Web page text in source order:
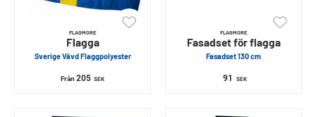
FLAGMORE
Flagga
Sverige Vävd Flaggpolyester
Från 205 SEK
FLAGMORE
Fasadset för flagga
Fasadset 130 cm
91 SEK